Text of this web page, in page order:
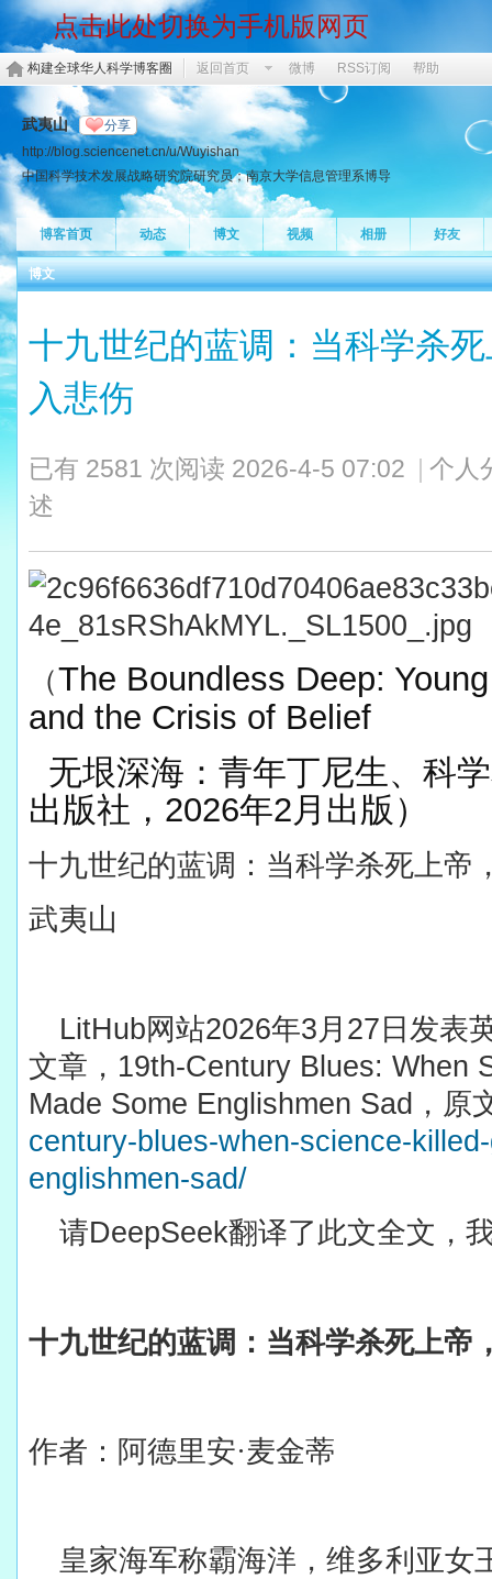
点击此处切换为手机版网页
构建全球华人科学博客圈 返回首页 微博 RSS订阅 帮助
武夷山 分享
http://blog.sciencenet.cn/u/Wuyishan
中国科学技术发展战略研究院研究员；南京大学信息管理系博导
博客首页 动态 博文 视频 相册 好友
博文
十九世纪的蓝调：当科学杀
入悲伤
已有 2581 次阅读 2026-4-5 07:02
个人
述
（The Boundless Deep:
and the Crisis of Belief
无垠深海：青年丁尼生、科
出版社，2026年2月出版）
十九世纪的蓝调：当科学杀死上帝
武夷山
LitHub网站2026年3 月 27 日发表
文章， 19th-Century Blues: When
Made Some Englishmen Sad ，原
century-blues-when-science-
englishmen-sad/
请DeepSeek翻译了此文全文，
十九世纪的蓝调：当科学杀死上帝
作者：阿德里安·麦金蒂
皇家海军称霸海洋，维多利亚女